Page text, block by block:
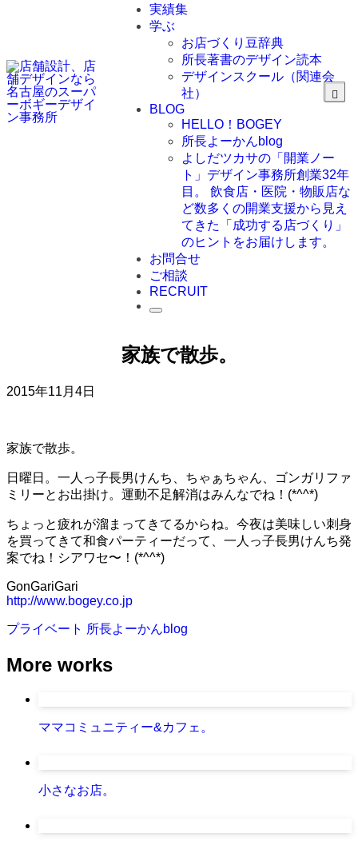
実績集
学ぶ
お店づくり豆辞典
所長著書のデザイン読本
デザインスクール（関連会
社）
BLOG
HELLO！BOGEY
所長よーかんblog
よしだツカサの「開業ノー
ト」 デザイン事務所創業32年
目。 飲食店・医院・物販店な
ど数多くの開業支援から見え
てきた「成功する店づくり」
のヒントをお届けします。
お問合せ
ご相談
RECRUIT
家族で散歩。
2015年11月4日
家族で散歩。
日曜日。一人っ子長男けんち、ちゃぁちゃん、ゴンガリファ
ミリーとお出掛け。運動不足解消はみんなでね！(*^^*)
ちょっと疲れが溜まってきてるからね。今夜は美味しい刺身
を買ってきて和食パーティーだって、一人っ子長男けんち発
案でね！シアワセ〜！(*^^*)
GonGariGari
http://www.bogey.co.jp
プライベート 所長よーかんblog
More works
ママコミュニティー&カフェ。
小さなお店。